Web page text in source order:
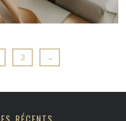
3 →